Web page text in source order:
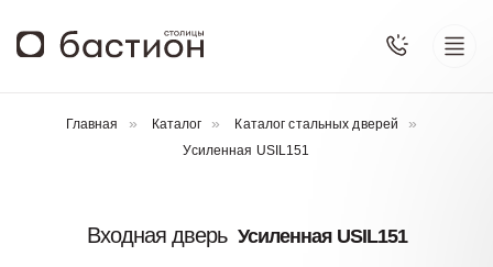
Главная Каталог
Каталог стальных дверей
Усиленная USIL151
Входная дверь Усиленная USIL151